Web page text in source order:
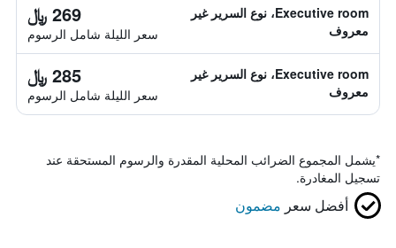
Executive room، نوع السرير غير
معروف
269 ﷼
سعر الليلة شامل الرسوم
Executive room، نوع السرير غير
معروف
285 ﷼
سعر الليلة شامل الرسوم
*يشمل المجموع الضرائب المحلية المقدرة والرسوم المستحقة عند
تسجيل المغادرة.
أفضل سعر مضمون